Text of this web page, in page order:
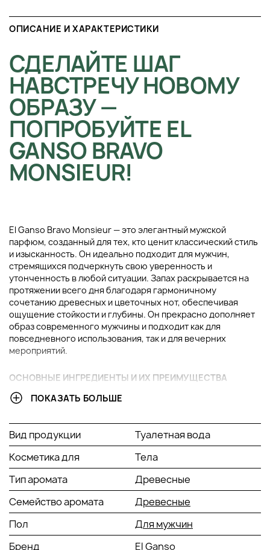
ОПИСАНИЕ И ХАРАКТЕРИСТИКИ
СДЕЛАЙТЕ ШАГ
НАВСТРЕЧУ НОВОМУ
ОБРАЗУ —
ПОПРОБУЙТЕ EL
GANSO BRAVO
MONSIEUR!
El Ganso Bravo Monsieur — это элегантный мужской
парфюм, созданный для тех, кто ценит классический стиль
и изысканность. Он идеально подходит для мужчин,
стремящихся подчеркнуть свою уверенность и
утонченность в любой ситуации. Запах раскрывается на
протяжении всего дня благодаря гармоничному
сочетанию древесных и цветочных нот, обеспечивая
ощущение стойкости и глубины. Он прекрасно дополняет
образ современного мужчины и подходит как для
повседневного использования, так и для вечерних
мероприятий.
ОСНОВНЫЕ ИНГРЕДИЕНТЫ И ИХ ПРЕИМУЩЕСТВА
Ирис:Этот компонент придаёт лёгкость и мягкость,
смягчает древесные аккорды.
Сандаловое дерево:
Обеспечивает насыщенные
древесные ноты, добавляя теплоту и стойкость, что
делает его глубже и насыщеннее.
Древесные аккорды:
Завершают композицию,
придавая ей мужественность и подчеркивая силу и
уверенность владельца. Древесный аромат это
основа, на которой строится вся композиция.
Текстура и аромат:Bravo Monsieur El Ganso обладает
лёгкой текстурой, которая быстро впитывается в кожу, не
ПОКАЗАТЬ БОЛЬШЕ
Вид продукции
Туалетная вода
Косметика для
Тела
Тип аромата
Древесные
Семейство аромата
Древесные
Пол
Для мужчин
Бренд
El Ganso